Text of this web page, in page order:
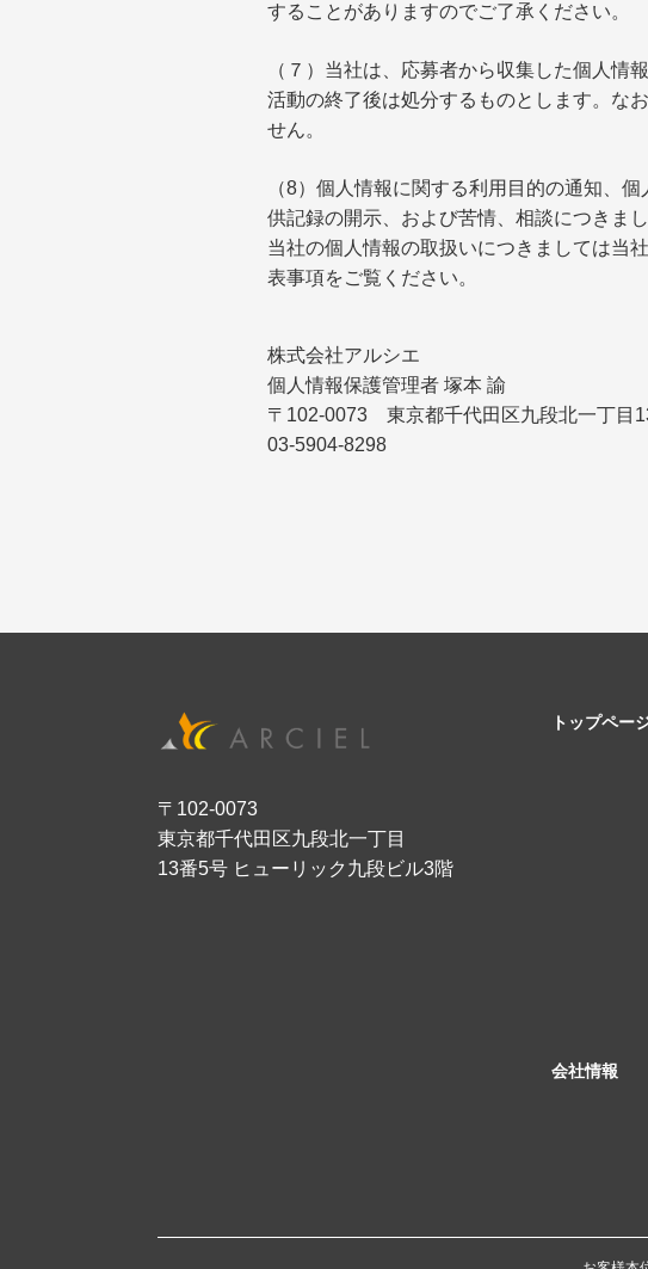
することがありますのでご了承ください。
（７）当社は、応募者から収集した個人情
活動の終了後は処分するものとします。な
せん。
（8）個人情報に関する利用目的の通知、
供記録の開示、および苦情、相談につきま
当社の個人情報の取扱いにつきましては当
表事項をご覧ください。
株式会社アルシエ
個人情報保護管理者 塚本 諭
〒102-0073 東京都千代田区九段北一丁目
03-5904-8298
〒102-0073
東京都千代田区九段北一丁目
13番5号 ヒューリック九段ビル3階
トップペー
会社情報